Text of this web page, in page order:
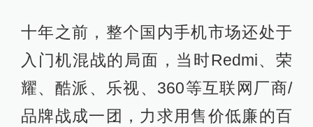
十年之前，整个国内手机市场还处于
入门机混战的局面，当时Redmi、荣
耀、酷派、乐视、360等互联网厂商/
品牌战成一团，力求用售价低廉的百